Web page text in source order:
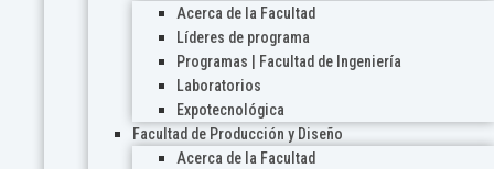
Acerca de la Facultad
Líderes de programa
Programas | Facultad de Ingeniería
Laboratorios
Expotecnológica
Facultad de Producción y Diseño
Acerca de la Facultad